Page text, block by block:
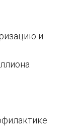
и